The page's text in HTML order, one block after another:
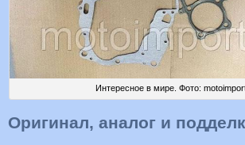
Интересное в мире. Фото:
Оригинал, аналог и